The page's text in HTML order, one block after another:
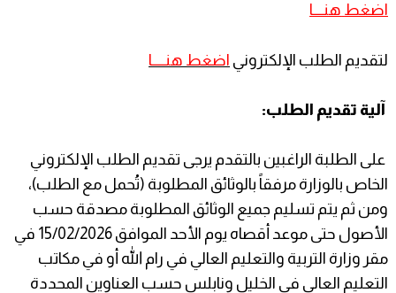
اضغط هنــــا
لتقديم الطلب الإلكتروني اضغط هنـــــا
آلية تقديم الطلب:
على الطلبة الراغبين بالتقدم يرجى تقديم الطلب الإلكتروني
الخاص بالوزارة مرفقاً بالوثائق المطلوبة (تُحمل مع الطلب)،
ومن ثم يتم تسليم جميع الوثائق المطلوبة مصدقة حسب
الأصول حتى موعد أقصاه يوم الأحد الموافق 15/02/2026 في
مقر وزارة التربية والتعليم العالي في رام الله أو في مكاتب
التعليم العالي في الخليل ونابلس حسب العناوين المحددة